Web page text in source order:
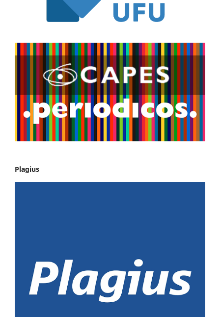
Plagius